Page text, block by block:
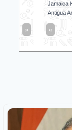
Jamaica
Antigua And
«